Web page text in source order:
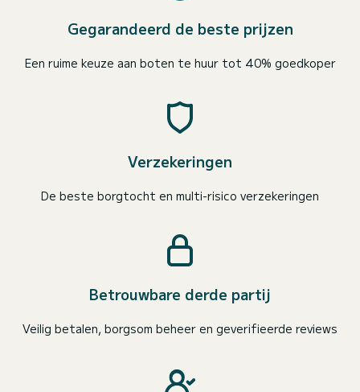
Gegarandeerd de beste prijzen
Een ruime keuze aan boten te huur tot 40% goedkoper
Verzekeringen
De beste borgtocht en multi-risico verzekeringen
Betrouwbare derde partij
Veilig betalen, borgsom beheer en geverifieerde reviews